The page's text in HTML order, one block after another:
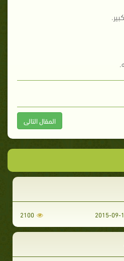
المقال التالى
2100